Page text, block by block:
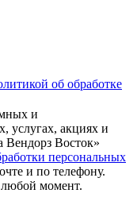
об обработке
и
услугах, акциях и
Восток»
персональных
и по телефону.
момент.